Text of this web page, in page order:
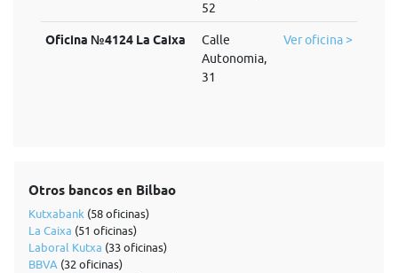
52
Oficina №4124 La Caixa
Calle
Autonomia,
31
Ver oficina >
Otros bancos en Bilbao
Kutxabank (58 oficinas)
La Caixa (51 oficinas)
Laboral Kutxa (33 oficinas)
BBVA (32 oficinas)